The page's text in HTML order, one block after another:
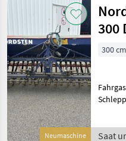
0151/
Neumaschine
300
300 cm
und
Saat